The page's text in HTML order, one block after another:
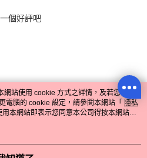
個好評吧
站使用 cookie 方式之詳情，及若您不希
電腦的 cookie 設定，請參閱本網站「 隱私
本網站即表示您同意本公司得按本網站使